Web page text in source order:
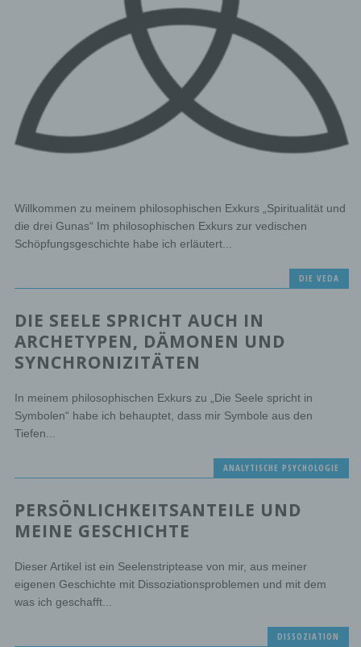
Willkommen zu meinem philosophischen Exkurs „Spiritualität und
die drei Gunas“ Im philosophischen Exkurs zur vedischen
Schöpfungsgeschichte habe ich erläutert...
DIE VEDA
DIE SEELE SPRICHT AUCH IN
ARCHETYPEN, DÄMONEN UND
SYNCHRONIZITÄTEN
In meinem philosophischen Exkurs zu „Die Seele spricht in
Symbolen“ habe ich behauptet, dass mir Symbole aus den
Tiefen...
ANALYTISCHE PSYCHOLOGIE
PERSÖNLICHKEITSANTEILE UND
MEINE GESCHICHTE
Dieser Artikel ist ein Seelenstriptease von mir, aus meiner
eigenen Geschichte mit Dissoziationsproblemen und mit dem
was ich geschafft...
DISSOZIATION